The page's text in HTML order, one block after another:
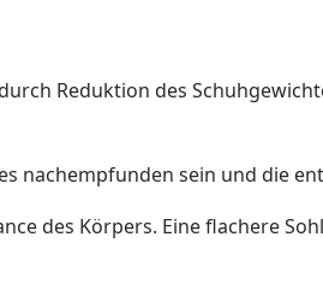
Reduktion des
nachempfunden sein und die
des Körpers. Eine flachere